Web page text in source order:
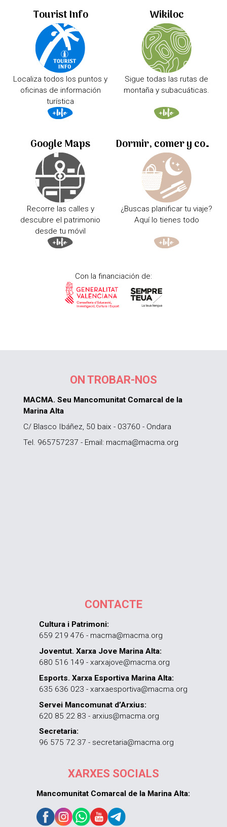
Tourist Info
Localiza todos los puntos y
oficinas de información
turística
Wikiloc
Sigue todas las rutas de
montaña y subacuáticas.
Google Maps
Recorre las calles y
descubre el patrimonio
desde tu móvil
Dormir, comer y comprar
¿Buscas planificar tu viaje?
Aquí lo tienes todo
Con la financiación de:
ON TROBAR-NOS
MACMA. Seu Mancomunitat Comarcal de la
Marina Alta
C/ Blasco Ibáñez, 50 baix - 03760 - Ondara
Tel. 965757237 - Email: macma@macma.org
CONTACTE
Cultura i Patrimoni:
659 219 476 - macma@macma.org
Joventut. Xarxa Jove Marina Alta:
680 516 149 - xarxajove@macma.org
Esports. Xarxa Esportiva Marina Alta:
635 636 023 - xarxaesportiva@macma.org
Servei Mancomunat d’Arxius:
620 85 22 83 - arxius@macma.org
Secretaria:
96 575 72 37 - secretaria@macma.org
XARXES SOCIALS
Mancomunitat Comarcal de la Marina Alta: